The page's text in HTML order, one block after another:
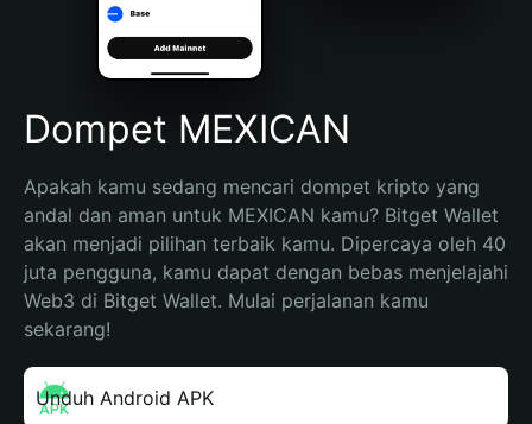
Português (Brasil)
Español (Argentina)
Dompet MEXICAN
Apakah kamu sedang mencari dompet kripto yang
andal dan aman untuk MEXICAN kamu? Bitget Wallet
akan menjadi pilihan terbaik kamu. Dipercaya oleh 40
juta pengguna, kamu dapat dengan bebas menjelajahi
Web3 di Bitget Wallet. Mulai perjalanan kamu
sekarang!
Unduh Android APK